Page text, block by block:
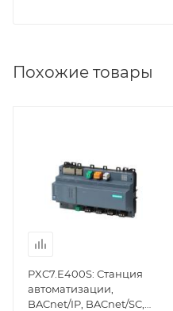
Похожие товары
PXC7.E400S: Станция
автоматизации,
BACnet/IP, BACnet/SC,